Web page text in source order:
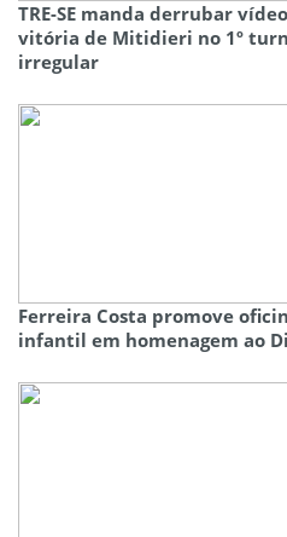
TRE-SE manda derrubar
vitória de Mitidieri no 1º
irregular
Ferreira Costa promove
infantil em homenagem ao